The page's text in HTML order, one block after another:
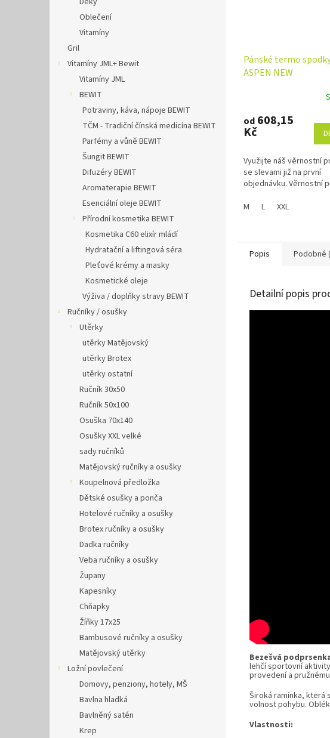
Oblečení
Vitamíny
Gril
Vitamíny JML+ Bewit
Vitamíny JML
BEWIT
Potraviny, káva, nápoje BEWIT
TČM - Tradiční čínská medicína BEWIT
Parfémy a vůně BEWIT
Šungit BEWIT
Difuzéry BEWIT
Aromaterapie BEWIT
Esenciální oleje BEWIT
Přírodní kosmetika BEWIT
Kosmetika C60 elixír mládí
Hydratační a liftingová séra
Pleťové krémy a masky
Kosmetické oleje
Výživa / doplňky stravy BEWIT
Ručníky / osušky
Utěrky
utěrky Matějovský
utěrky Brotex
utěrky ostatní
Ručník 30x50
Ručník 50x100
Osuška 70x140
Osušky XXL velké
sady ručníků
Matějovský ručníky a osušky
Koupelnová předložka
Dětské osušky a ponča
Hotelové ručníky a osušky
Brotex ručníky a osušky
Dadka ručníky
Veba ručníky a osušky
Župany
Kapesníky
Chňapky
Žíňky 17x25
Bambusové ručníky a osušky
Matějovský utěrky
Ložní povlečení
Domovy, penziony, hotely, MŠ
Bavlna hladká
Bavlněný satén
Krep
Pánské termo
ASPEN NEW
od 608,15
Kč
Využijte náš věrnostní
se slevami již na první
objednávku. Věrnostní
M
L XXL
Popis Podobné
Detailní popis
Bezešvá
lehčí sportovní
provedení a
Široká ramínka, která
volnost pohybu.
Vlastnosti: